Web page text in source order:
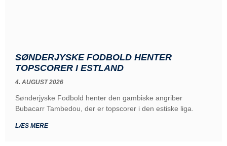
SØNDERJYSKE FODBOLD HENTER
TOPSCORER I ESTLAND
4. AUGUST 2026
Sønderjyske Fodbold henter den gambiske angriber
Bubacarr Tambedou, der er topscorer i den estiske liga.
LÆS MERE